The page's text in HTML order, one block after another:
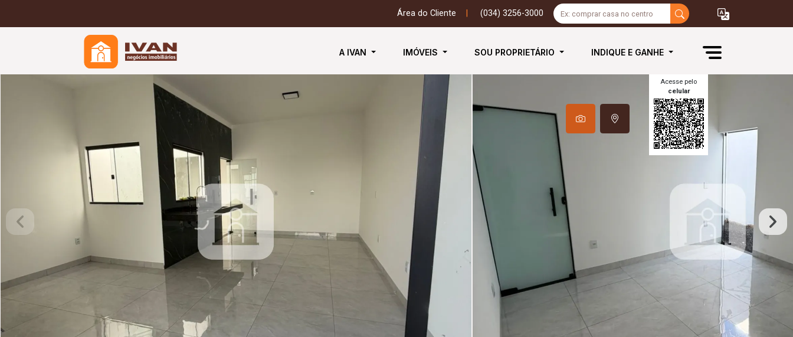
Área do Cliente (034) 3256-3000
A IVAN IMÓVEIS SOU PROPRIETÁRIO INDIQUE E GANHE
Acesse pelo
celular